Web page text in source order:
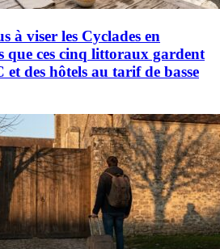
à viser les Cyclades en
que ces cinq littoraux gardent
et des hôtels au tarif de basse